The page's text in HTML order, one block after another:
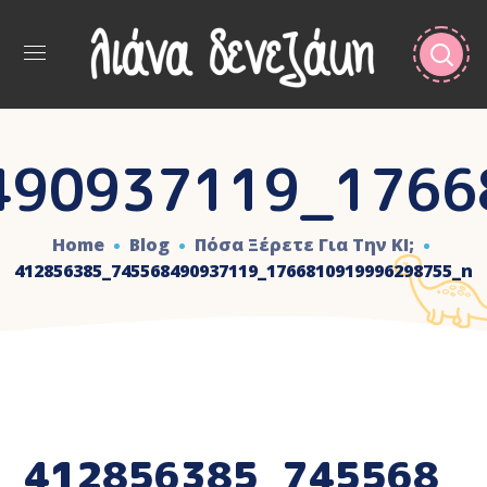
Home Blog
Πόσα Ξέρετε Για Την ΚΙ;
412856385_745568490937119_1766810919996298755_n
412856385_745568